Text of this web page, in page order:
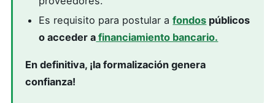
Es requisito para postular afondos públicos
o acceder a financiamiento bancario.
En definitiva, ¡la formalización genera
confianza!